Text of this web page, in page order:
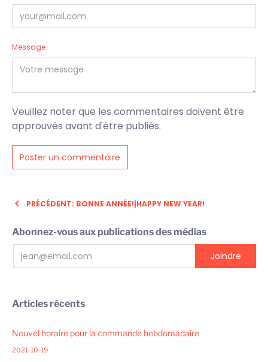
Message
Veuillez noter que les commentaires doivent être
approuvés avant d'être publiés.
PRÉCÉDENT: BONNE ANNÉE!|HAPPY NEW YEAR!
Abonnez-vous aux publications des médias
Articles récents
Nouvel horaire pour la commande hebdomadaire
2021-10-19